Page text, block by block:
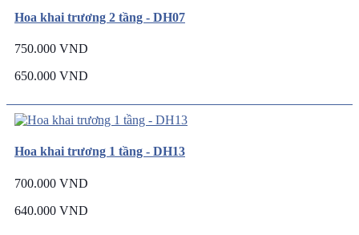
Hoa khai trương 2 tầng - DH07
750.000 VND
650.000 VND
Hoa khai trương 1 tầng - DH13
700.000 VND
640.000 VND